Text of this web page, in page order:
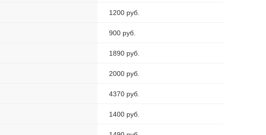
1200 руб.
900 руб.
1890 руб.
2000 руб.
4370 руб.
1400 руб.